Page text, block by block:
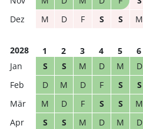
M
D F S S M
2028 1 2 3 4 5 6
S
S M D M D
D
M D F S S
M
D F S S M
S
S M D M D